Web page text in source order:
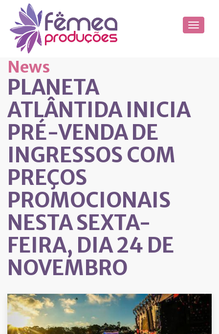
News
PLANETA
ATLÂNTIDA INICIA
PRÉ-VENDA DE
INGRESSOS COM
PREÇOS
PROMOCIONAIS
NESTA SEXTA-
FEIRA, DIA 24 DE
NOVEMBRO